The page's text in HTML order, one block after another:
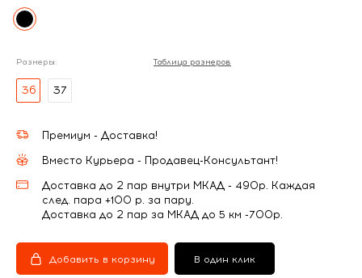
Размеры: Таблица размеров
36 37
Премиум - Доставка!
Вместо Курьера - Продавец-Консультант!
Доставка до 2 пар внутри МКАД - 490р. Каждая
след. пара +100 р. за пару.
Доставка до 2 пар за МКАД до 5 км -700р.
Добавить в корзину В один клик